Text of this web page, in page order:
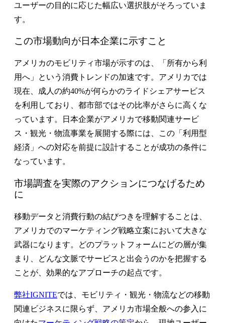
ユーザーの目的に応じた幅広い選択肢がそろっていま
す。
この市場動向が日本企業に示すこと
アメリカのモビリティ市場が示すのは、「所有から利
用へ」という消費トレンドの加速です。アメリカでは
現在、成人の約40%が何らかのライドシェアサービス
を利用しており、都市部ではその比率がさらに高くな
っています。日本企業がアメリカで移動関連サービ
ス・観光・物流事業を展開する際には、この「利用型
経済」への対応を前提に設計することが成功の条件に
なっています。
市場調査を実際のアクションにつなげるため
に
移動データと消費行動の結びつきを理解することは、
アメリカでのマーケティング戦略立案において大きな
武器になります。どのプラットフォームにどの層が集
まり、どんな文脈でサービスと出会うのかを把握する
ことが、効果的なアプローチの起点です。
弊社IGNITEでは、モビリティ・観光・物流などの移動
関連ビジネスに限らず、アメリカ市場全般への参入に